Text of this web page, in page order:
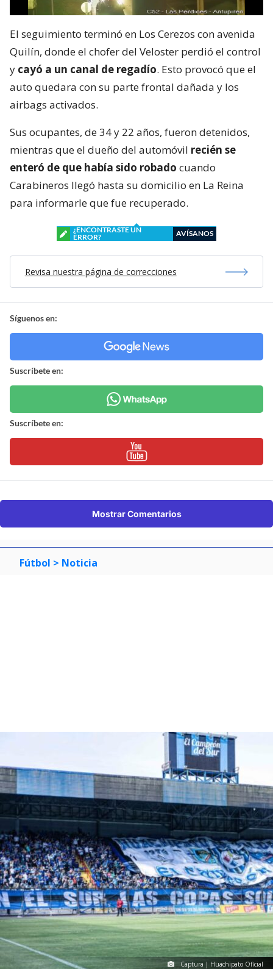
El seguimiento terminó en Los Cerezos con avenida
Quilín, donde el chofer del Veloster perdió el control
y cayó a un canal de regadío. Esto provocó que el
auto quedara con su parte frontal dañada y los
airbags activados.
Sus ocupantes, de 34 y 22 años, fueron detenidos,
mientras que el dueño del automóvil recién se
enteró de que había sido robado cuando
Carabineros llegó hasta su domicilio en La Reina
para informarle que fue recuperado.
¿ENCONTRASTE UN
ERROR?
AVÍSANOS
Revisa nuestra página de correcciones
Síguenos en:
Suscríbete en:
Suscríbete en:
Mostrar Comentarios
Fútbol > Noticia
Captura | Huachipato Oficial